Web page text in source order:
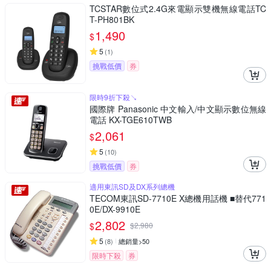
TCSTAR數位式2.4G來電顯示雙機無線電話TC
T-PH801BK
$1,490
5 (1)
挑戰低價 券
限時9折下殺↘
國際牌 Panasonic 中文輸入/中文顯示數位無線
電話 KX-TGE610TWB
$2,061
5 (10)
挑戰低價
券
適用東訊SD及DX系列總機
TECOM東訊SD-7710E X總機用話機 ■替代771
0E/DX-9910E
$2,802 $2,980
5 (8) 總銷量>50
限時下殺
券